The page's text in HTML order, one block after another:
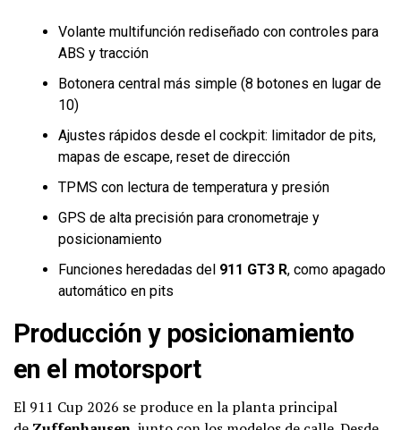
Volante multifunción rediseñado con controles para
ABS y tracción
Botonera central más simple (8 botones en lugar de
10)
Ajustes rápidos desde el cockpit: limitador de pits,
mapas de escape, reset de dirección
TPMS con lectura de temperatura y presión
GPS de alta precisión para cronometraje y
posicionamiento
Funciones heredadas del 911 GT3 R, como apagado
automático en pits
Producción y posicionamiento
en el motorsport
El 911 Cup 2026 se produce en la planta principal